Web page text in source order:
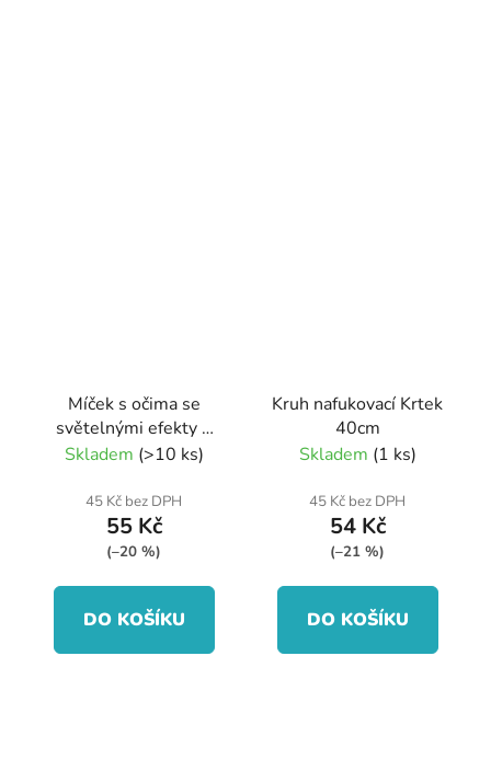
Míček s očima se
světelnými efekty 9
cm
Skladem (>10 ks)
45 Kč bez DPH
55 Kč
(–20 %)
DO KOŠÍKU
Kruh nafukovací Krtek
40cm
Skladem (1 ks)
45 Kč bez DPH
54 Kč
(–21 %)
DO KOŠÍKU